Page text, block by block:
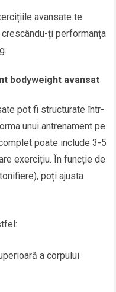
avansate te
ți performanța
bodyweight avansat
pot fi structurate într-
unui antrenament pe
poate include 3-5
exercițiu. În funcție de
poți ajusta
a corpului